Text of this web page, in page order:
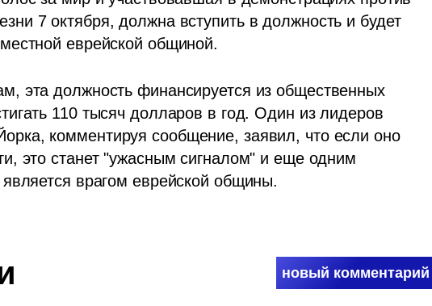
7 октября, должна вступить в должность и будет
еврейской общиной.
эта должность финансируется из общественных
110 тысяч долларов в год. Один из лидеров
комментируя сообщение, заявил, что если оно
это станет "ужасным сигналом" и еще одним
врагом еврейской общины.
новый комментарий